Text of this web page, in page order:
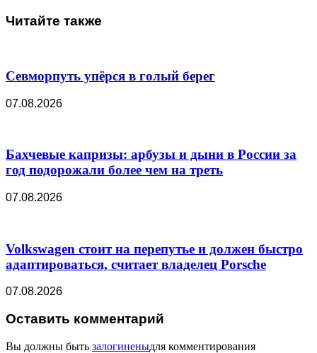
Читайте также
Севморпуть упёрся в голый берег
07.08.2026
Бахчевые капризы: арбузы и дыни в России за
год подорожали более чем на треть
07.08.2026
Volkswagen стоит на перепутье и должен быстро
адаптироваться, считает владелец Porsche
07.08.2026
Оставить комментарий
Вы должны быть залогиненыдля комментирования